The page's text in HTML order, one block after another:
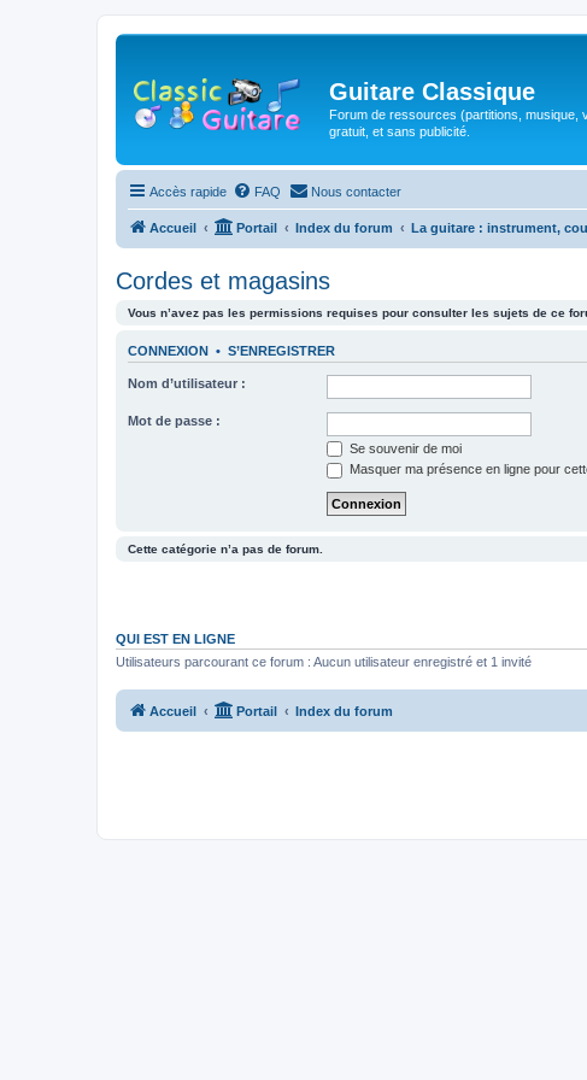
Guitare Classique
Forum de ressources (partitions,
gratuit, et sans publicité.
Accès rapide FAQ Nous contacter
Accueil Portail Index du forum La guitare : instrument,
Cordes et magasins
Vous n’avez pas les permissions requises pour consulter les sujets de ce
CONNEXION • S’ENREGISTRER
Nom d’utilisateur :
Mot de passe :
Se souvenir de moi
Masquer ma présence en ligne pour
Cette catégorie n’a pas de forum.
QUI EST EN LIGNE
Utilisateurs parcourant ce forum : Aucun utilisateur enregistré et 1 invité
Accueil Portail Index du forum